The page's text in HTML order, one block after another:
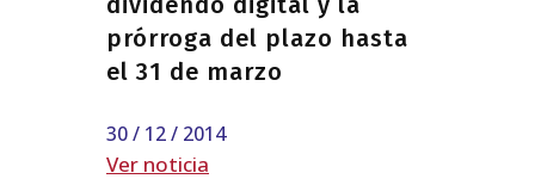
prórroga del plazo hasta
el 31 de marzo
30 / 12 / 2014
Ver noticia